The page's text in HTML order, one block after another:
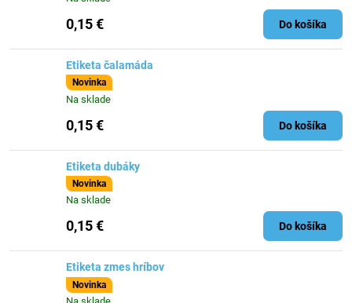
0,15 € Do košíka
Etiketa čalamáda
Novinka
Na sklade
0,15 € Do košíka
Etiketa dubáky
Novinka
Na sklade
0,15 € Do košíka
Etiketa zmes hríbov
Novinka